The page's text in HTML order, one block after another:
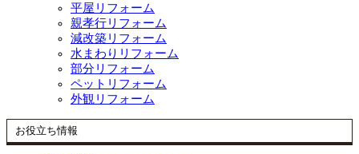
平屋リフォーム
親孝行リフォーム
減改築リフォーム
水まわりリフォーム
部分リフォーム
ペットリフォーム
外観リフォーム
お役立ち情報